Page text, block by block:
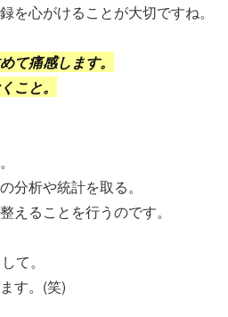
を心がけることが大切ですね。
て痛感します。
こと。
分析や統計を取る。
えることを行うのです。
て。
す。(笑)